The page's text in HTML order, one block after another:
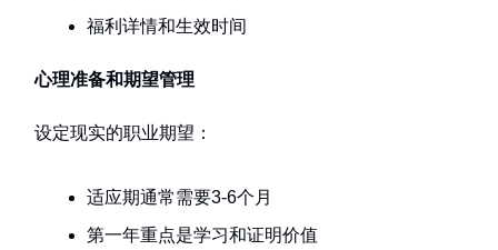
福利详情和生效时间
心理准备和期望管理
设定现实的职业期望：
适应期通常需要3-6个月
第一年重点是学习和证明价值